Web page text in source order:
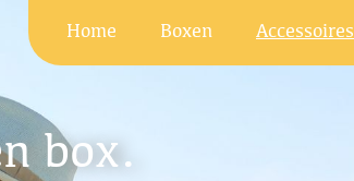
Home Boxen Accessoires
box.